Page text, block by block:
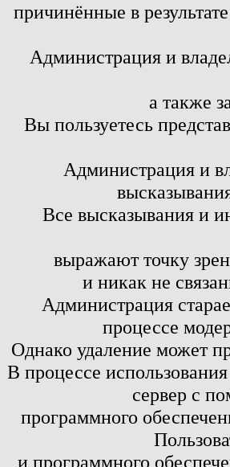
причинённые в
Администрация и
а также
Вы пользуетесь
Администрация и
Все высказывания и
выражают точку
и никак не
Администрация
процессе
Однако удаление может
В процессе
сервер с
программного
и программного